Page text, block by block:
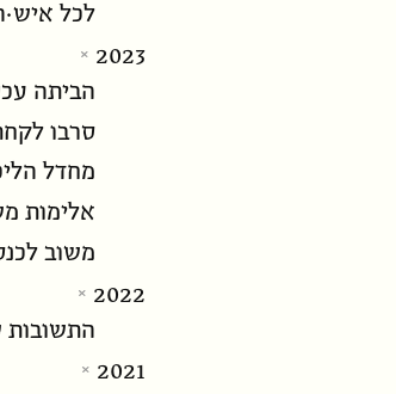
לכל
2023
הביתה
סרבו
מחדל
אלימות
משוב לכנס
2022
התשובות
2021